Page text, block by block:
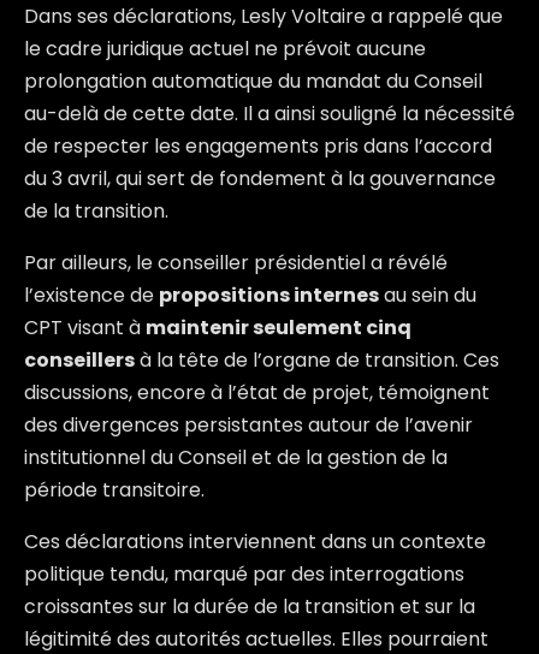
Dans ses déclarations, Lesly Voltaire a rappelé que
le cadre juridique actuel ne prévoit aucune
prolongation automatique du mandat du Conseil
au-delà de cette date. Il a ainsi souligné la nécessité
de respecter les engagements pris dans l’accord
du 3 avril, qui sert de fondement à la gouvernance
de la transition.
Par ailleurs, le conseiller présidentiel a révélé
l’existence de propositions internesau sein du
CPT visant à maintenir seulement cinq
conseillersà la tête de l’organe de transition. Ces
discussions, encore à l’état de projet, témoignent
des divergences persistantes autour de l’avenir
institutionnel du Conseil et de la gestion de la
période transitoire.
Ces déclarations interviennent dans un contexte
politique tendu, marqué par des interrogations
croissantes sur la durée de la transition et sur la
légitimité des autorités actuelles. Elles pourraient